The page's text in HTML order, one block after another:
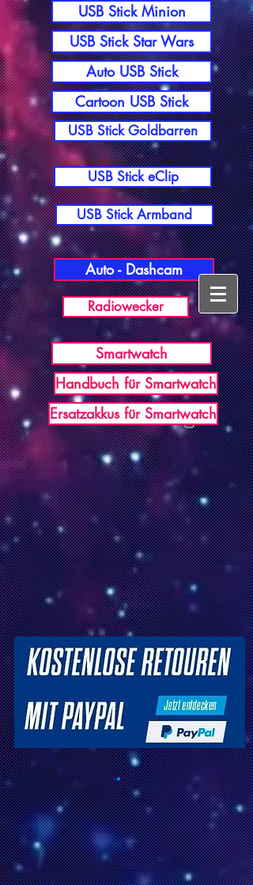
USB Germany
USB Stick Minion
USB Stick Star Wars
Auto USB Stick
Cartoon USB Stick
USB Stick Goldbarren
USB Stick eClip
USB Stick Armband
Auto - Dashcam
Radiowecker
Smartwatch
Handbuch für Smartwatch
Ersatzakkus für Smartwatch